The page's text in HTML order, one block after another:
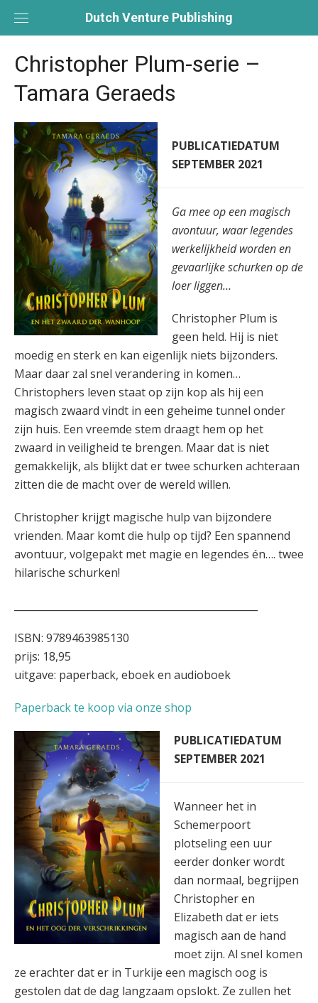
Dutch Venture Publishing
Christopher Plum-serie –
Tamara Geraeds
PUBLICATIEDATUM
SEPTEMBER 2021
Ga mee op een magisch
avontuur, waar legendes
werkelijkheid worden en
gevaarlijke schurken op de
loer liggen…
Christopher Plum is
geen held. Hij is niet
moedig en sterk en kan eigenlijk niets bijzonders.
Maar daar zal snel verandering in komen…
Christophers leven staat op zijn kop als hij een
magisch zwaard vindt in een geheime tunnel onder
zijn huis. Een vreemde stem draagt hem op het
zwaard in veiligheid te brengen. Maar dat is niet
gemakkelijk, als blijkt dat er twee schurken achteraan
zitten die de macht over de wereld willen.
Christopher krijgt magische hulp van bijzondere
vrienden. Maar komt die hulp op tijd? Een spannend
avontuur, volgepakt met magie en legendes én…. twee
hilarische schurken!
ISBN: 9789463985130
prijs: 18,95
uitgave: paperback, eboek en audioboek
Paperback te koop via onze shop
PUBLICATIEDATUM
SEPTEMBER 2021
Wanneer het in
Schemerpoort
plotseling een uur
eerder donker wordt
dan normaal, begrijpen
Christopher en
Elizabeth dat er iets
magisch aan de hand
moet zijn. Al snel komen
ze erachter dat er in Turkije een magisch oog is
gestolen dat de dag langzaam opslokt. Ze zullen het